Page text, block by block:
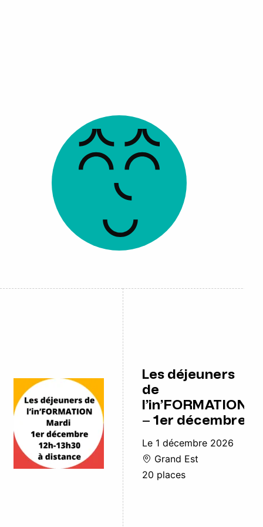
Les déjeuners
de
l’in’FORMATION
– 1er décembre
Le 1 décembre 2026
Grand Est
20 places